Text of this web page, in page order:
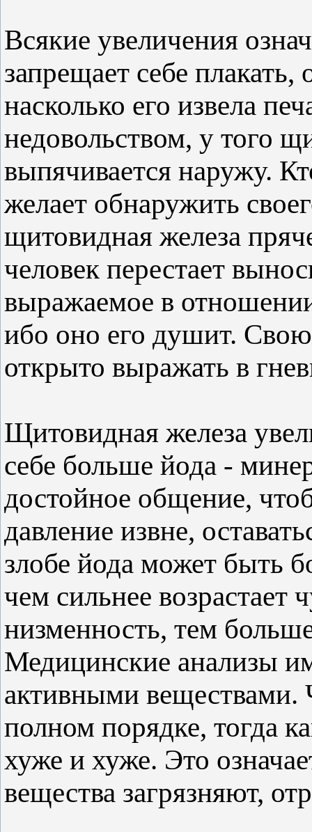
Всякие увеличения
запрещает себе плакать,
насколько его извела
недовольством, у того
выпячивается наружу.
желает обнаружить
щитовидная железа
человек перестает
выражаемое в
ибо оно его душит.
открыто выражать в
Щитовидная железа
себе больше йода -
достойное общение,
давление извне,
злобе йода может быть
чем сильнее возрастает
низменность, тем
Медицинские анализы
активными веществами.
полном порядке, тогда
хуже и хуже. Это
вещества загрязняют,